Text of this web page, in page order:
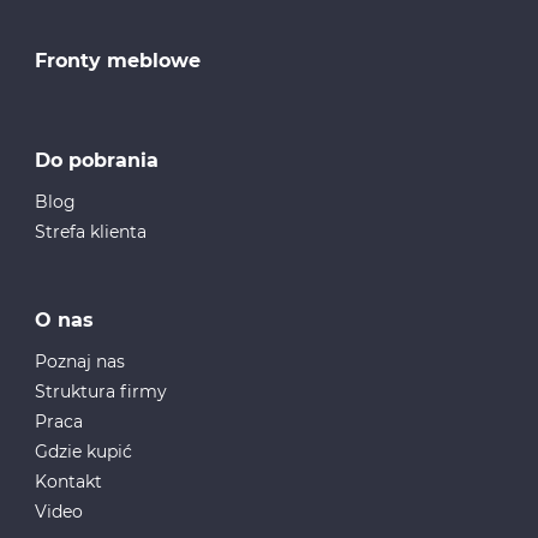
Fronty meblowe
Do pobrania
Blog
Strefa klienta
O nas
Poznaj nas
Struktura firmy
Praca
Gdzie kupić
Kontakt
Video